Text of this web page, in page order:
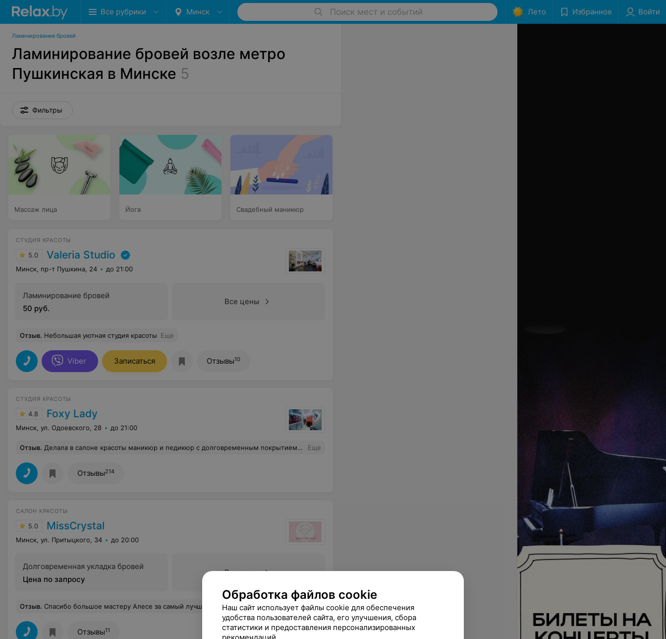
Все рубрики Минск Поиск мест и событий Лето Избранное Войти
Ламинирование бровей
Ламинирование бровей возле метро
Пушкинская в Минске 5
Фильтры
Массаж лица Йога Свадебный маникюр
СТУДИЯ КРАСОТЫ
5.0 Valeria Studio
Минск, пр-т Пушкина, 24 до 21:00
Ламинирование бровей
50 руб.
Все цены
Отзыв. Небольшая уютная студия красоты Еще
Viber Записаться Отзывы10
СТУДИЯ КРАСОТЫ
4.8 Foxy Lady
Минск, ул. Одоевского, 28 до 21:00
Отзыв. Делала в салоне красоты маникюр и педикюр с долговременным покрытием. Очень понравилась работа мастера. Довольно милая и аккуратная девушка. Маникюр сделала очень аккуратно + помогла подобрать мне правильную форму ногтей. Мне кажется я нашла своего мастера) Обязательно буду рекомендовать как лучший салон красоты в Минске Еще
Отзывы214
САЛОН КРАСОТЫ
5.0 MissCrystal
Минск, ул. Притыцкого, 34 до 20:00
Долговременная укладка бровей
Цена по запросу
Все цены
Отзыв. Спасибо большое мастеру Алесе за самый лучший, качественный, безопасный педикюр. Ножки, как у младенца, не могу нарадоваться. Отличная студия, сервис на высоте. Рекомендансьен Еще
Отзывы11
Обработка файлов cookie
Наш сайт использует файлы cookie для обеспечения
удобства пользователей сайта, его улучшения, сбора
статистики и предоставления персонализированных